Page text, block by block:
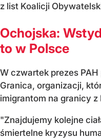
z list Koalicji
Ochojska:
to w Polsce
W czwartek prezes
Granica, organizacji,
imigrantom na granicy z
"Znajdujemy kolejne
śmiertelne kryzysu